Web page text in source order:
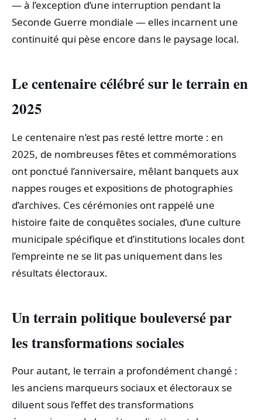
— à l’exception d’une interruption pendant la
Seconde Guerre mondiale — elles incarnent une
continuité qui pèse encore dans le paysage local.
Le centenaire célébré sur le terrain en
2025
Le centenaire n’est pas resté lettre morte : en
2025, de nombreuses fêtes et commémorations
ont ponctué l’anniversaire, mêlant banquets aux
nappes rouges et expositions de photographies
d’archives. Ces cérémonies ont rappelé une
histoire faite de conquêtes sociales, d’une culture
municipale spécifique et d’institutions locales dont
l’empreinte ne se lit pas uniquement dans les
résultats électoraux.
Un terrain politique bouleversé par
les transformations sociales
Pour autant, le terrain a profondément changé :
les anciens marqueurs sociaux et électoraux se
diluent sous l’effet des transformations